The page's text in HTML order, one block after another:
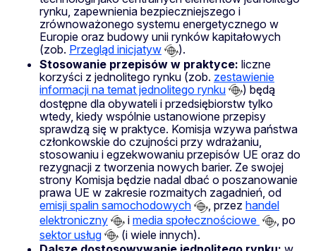
rynku, zapewnienia bezpieczniejszego i
zrównoważonego systemu energetycznego w
Europie oraz budowy unii rynków kapitałowych
(zob. Przegląd inicjatyw
).
Stosowanie przepisów w praktyce: liczne
korzyści z jednolitego rynku (zob. zestawienie
informacji na temat jednolitego rynku
) będą
dostępne dla obywateli i przedsiębiorstw tylko
wtedy, kiedy wspólnie ustanowione przepisy
sprawdzą się w praktyce. Komisja wzywa państwa
członkowskie do czujności przy wdrażaniu,
stosowaniu i egzekwowaniu przepisów UE oraz do
rezygnacji z tworzenia nowych barier. Ze swojej
strony Komisja będzie nadal dbać o poszanowanie
prawa UE w zakresie rozmaitych zagadnień, od
emisji spalin samochodowych
, przez handel
elektroniczny
i media społecznościowe
, po
sektor usług
(i wiele innych).